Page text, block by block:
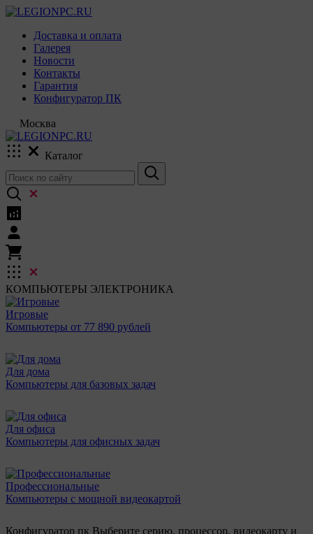
Доставка и оплата
Галерея
Новости
Контакты
Гарантия
Конфигуратор ПК
Москва
Каталог
КОМПЬЮТЕРЫ ЭЛЕКТРОНИКА
Игровые
Компьютеры от 77 890 рублей
Для дома
Компьютеры для базовых задач
Для офиса
Компьютеры для офисных задач
Профессиональные
Компьютеры с мощной видеокартой
Конфигуратор пк Выберите серию, процессор, видеокарту и